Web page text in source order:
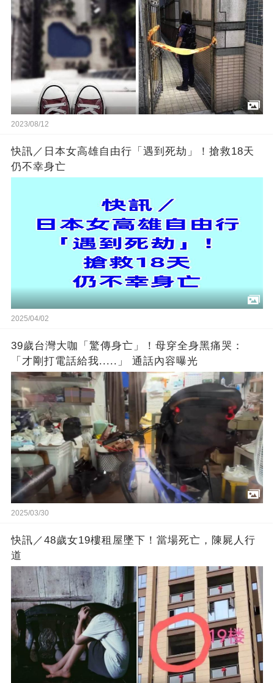
2023/08/12
快訊／日本女高雄自由行「遇到死劫」！搶救18天
仍不幸身亡
2025/04/02
39歲台灣大咖「驚傳身亡」！母穿全身黑痛哭：
「才剛打電話給我.....」 通話內容曝光
2025/03/30
快訊／48歲女19樓租屋墜下！當場死亡，陳屍人行
道